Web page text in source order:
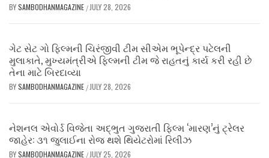
BYSAMBODHANMAGAZINE / JULY 28, 2026
ગેટ સેટ ગો ફિલ્મની ચિરંજીવી ટીમ સીએમ ભૂપેન્દ્ર પટેલની
મુલાકાતે, મુખ્યમંત્રીએ ફિલ્મની ટીમ જે રાહતનું કાર્ય કરી રહી છે
તેના માટે બિરદાવ્યા
BYSAMBODHANMAGAZINE / JULY 28, 2026
નેશનલ એવોર્ડ વિજેતા અદ્ભુત ગુજરાતી ફિલ્મ ‘મારણ’નું ટ્રેલર
જાહેર: ૩૧ જુલાઈના રોજ થશે થિયેટરોમાં રિલીઝ
BYSAMBODHANMAGAZINE / JULY 25, 2026